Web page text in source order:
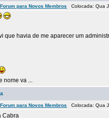
Forum para Novos Membros Colocada: Qua
que havia de me aparecer um
nome va ...
Forum para Novos Membros Colocada: Qua
Cabra